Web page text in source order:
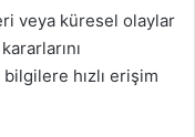
veya küresel olaylar
hızlı erişim